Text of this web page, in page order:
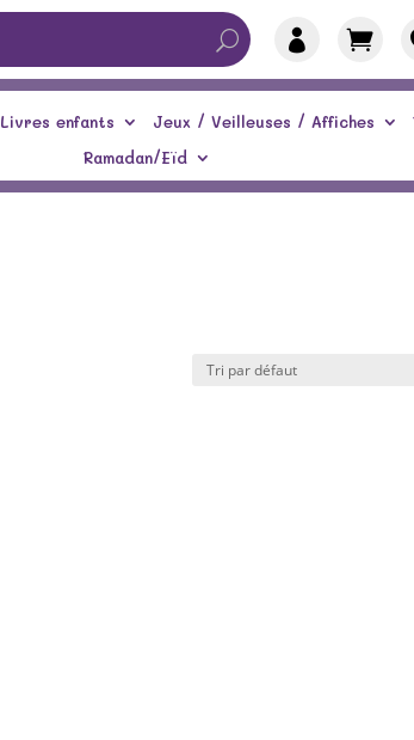
 
Livres enfants Jeux / Veilleuses / Affiches
Ramadan/Eïd